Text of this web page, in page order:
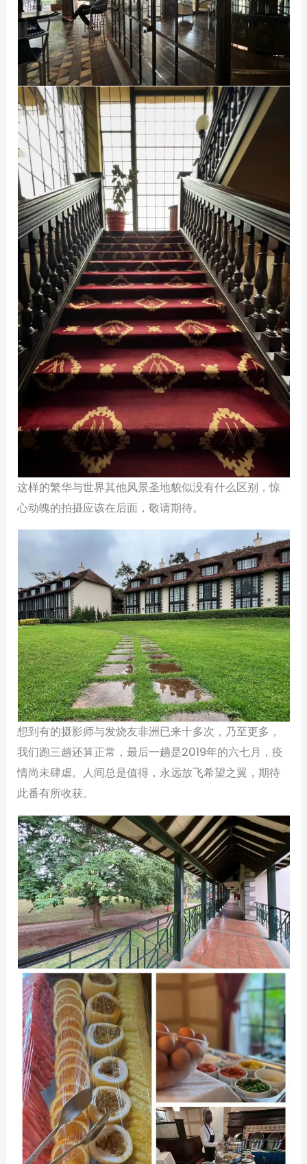
这样的繁华与世界其他风景圣地貌似没有什么区别，惊
心动魄的拍摄应该在后面，敬请期待。
想到有的摄影师与发烧友非洲已来十多次，乃至更多，
我们跑三趟还算正常，最后一趟是2019年的六七月，疫
情尚未肆虐。人间总是值得，永远放飞希望之翼，期待
此番有所收获。